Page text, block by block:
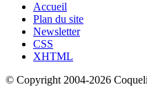
Accueil
Plan du site
Newsletter
CSS
XHTML
© Copyright 2004-2026